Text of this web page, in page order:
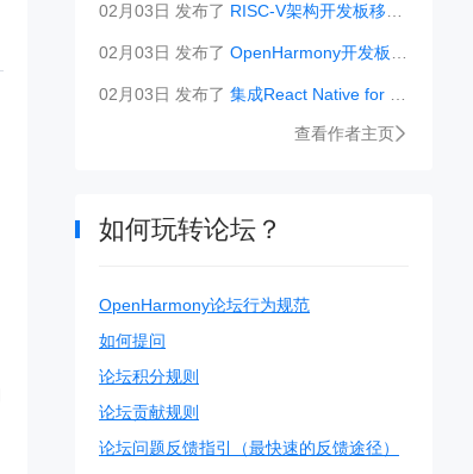
02月03日 发布了 RISC-V架构开发板移植OpenHarmony时，安全启动链如何适配，无Tru ...
02月03日 发布了 OpenHarmony开发板烧录超时，Hi3861等型号无法完成系统镜像烧录 ...
02月03日 发布了 集成React Native for OpenHarmony (RNOH)时，HVigor构建报错找 ...
查看作者主页
如何玩转论坛？
OpenHarmony论坛行为规范
如何提问
论坛积分规则
论坛贡献规则
论坛问题反馈指引（最快速的反馈途径）